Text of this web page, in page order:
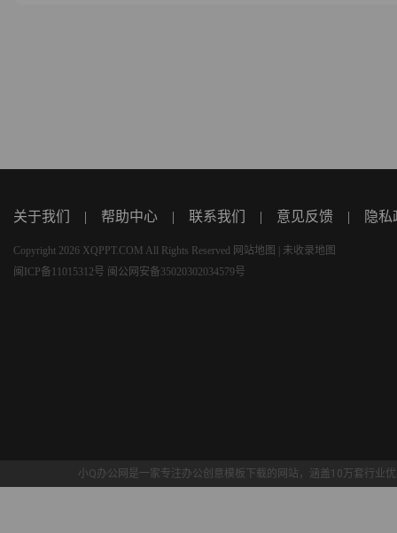
关于我们 | 帮助中心 | 联系我们 | 意见反馈 | 隐私
Copyright 2026 XQPPT.COM All Rights Reserved 网站地图 | 未收录地图
闽ICP备11015312号 闽公网安备35020302034579号
小Q办公网是一家专注办公创意模板下载的网站，涵盖10万套行业